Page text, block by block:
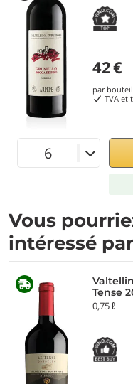
42€
par
TVA et
Vous
intéressé par
Tense
0,75 ℓ